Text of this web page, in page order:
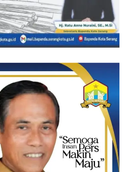
seorang aktivis harus tetap
oportunis menyusup dan masuk
yang selalu menggoda pada
libas pejabat-pejabat yang korup di
hedonis, yang akhirnya menuntut
dan efeknya adalah meraup
Amanah melalui tindakan-tindakan
korup !”tegas Kamaludin
berharap Kejati Banten yang
Dr Didik Farkhan Alisyahdi, SH,
dan warna baru kepada arah dan
hukum di Banten terutama pada